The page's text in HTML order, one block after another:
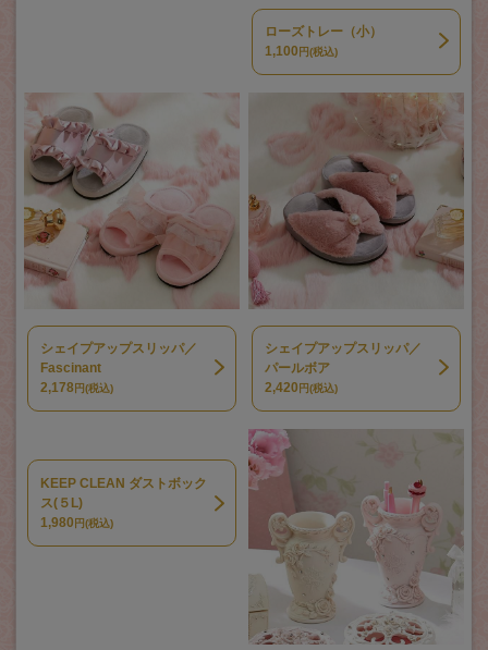
ローズトレー（小）
1,100 円(税込)
シェイプアップスリッパ／
Fascinant
2,178円(税込)
シェイプアップスリッパ／
パールボア
2,420 円(税込)
KEEP CLEAN ダストボック
ス(５L)
1,980 円(税込)